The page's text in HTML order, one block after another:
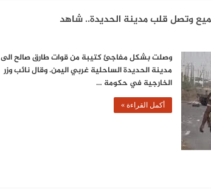
وتصل قلب مدينة الحديدة.. شاهد
وصلت بشكل مفاجئ كتيبة من قوات طارق صالح الى
مدينة الحديدة الساحلية غربي اليمن. وقال نائب وزر
الخارجية في حكومة …
أكمل القراءة »